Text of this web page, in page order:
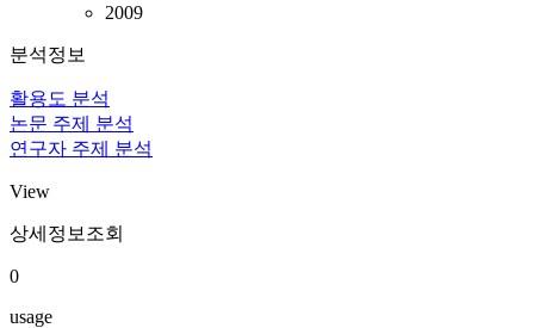
2009
분석정보
활용도 분석
논문 주제 분석
연구자 주제 분석
View
상세정보조회
0
usage